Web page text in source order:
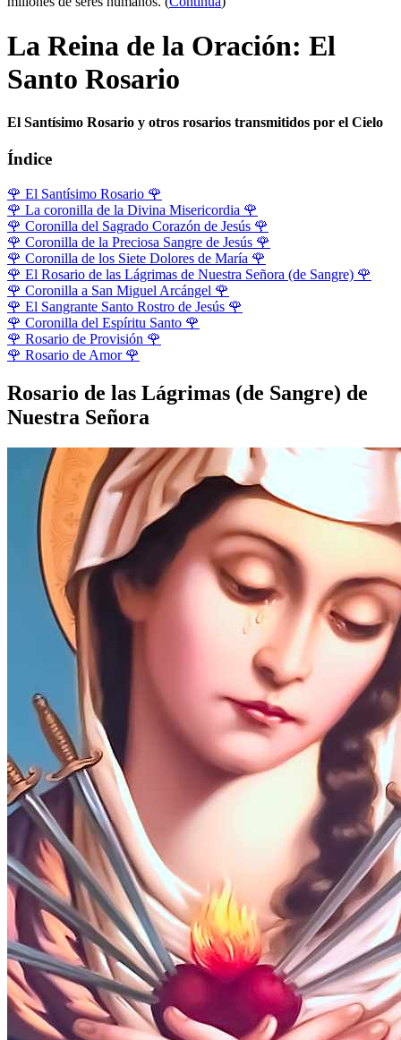
La Reina de la Oración: El
Santo Rosario
El Santísimo Rosario y otros rosarios transmitidos por el Cielo
Índice
🌹 El Santísimo Rosario 🌹
🌹 La coronilla de la Divina Misericordia 🌹
🌹 Coronilla del Sagrado Corazón de Jesús 🌹
🌹 Coronilla de la Preciosa Sangre de Jesús 🌹
🌹 Coronilla de los Siete Dolores de María 🌹
🌹 El Rosario de las Lágrimas de Nuestra Señora (de Sangre) 🌹
🌹 Coronilla a San Miguel Arcángel 🌹
🌹 El Sangrante Santo Rostro de Jesús 🌹
🌹 Coronilla del Espíritu Santo 🌹
🌹 Rosario de Provisión 🌹
🌹 Rosario de Amor 🌹
Rosario de las Lágrimas (de Sangre) de
Nuestra Señora